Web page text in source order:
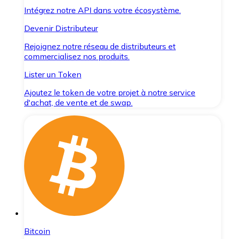
Intégrez notre API dans votre écosystème.
Devenir Distributeur
Rejoignez notre réseau de distributeurs et
commercialisez nos produits.
Lister un Token
Ajoutez le token de votre projet à notre service
d'achat, de vente et de swap.
Bitcoin